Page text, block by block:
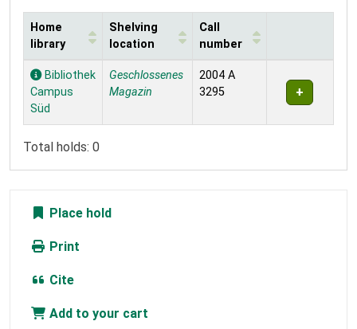
Holdings
Home
library
Shelving
location
Call
number
Bibliothek
Campus
Süd
Geschlossenes
Magazin
2004 A
3295
Total holds: 0
Place hold
Print
Cite
Add to your cart